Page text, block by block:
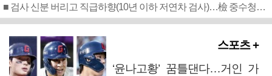
■ 검사 신분 버리고 직급하향(10년 이하 저연차 검사)…檢 중수청행 기피
스포츠 +
‘윤나고황’ 꿈틀댄다…거인 가